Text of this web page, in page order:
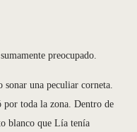
preocupado.
una peculiar corneta.
por toda la zona. Dentro de
blanco que Lía tenía